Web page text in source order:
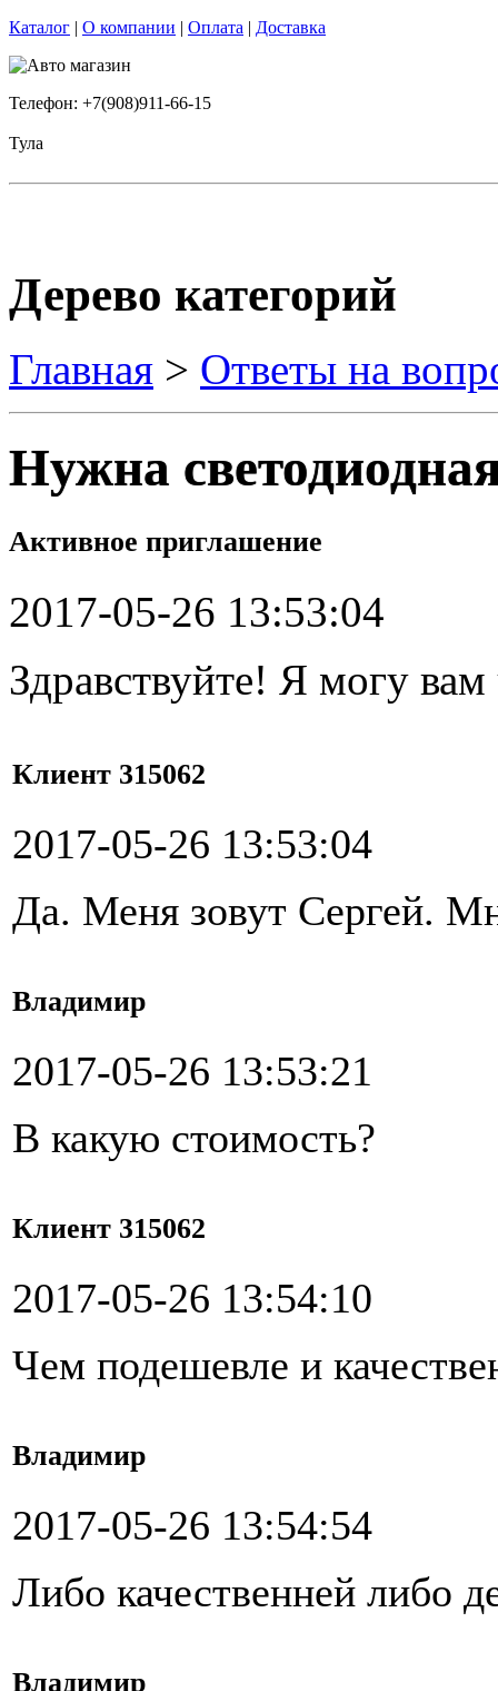
Каталог | О компании | Оплата | Доставка
Телефон: +7(908)911-66-15
Тула
Дерево категорий
Главная > Ответы на
Нужна
Активное приглашение
2017-05-26 13:53:04
Здравствуйте! Я могу
Клиент 315062
2017-05-26 13:53:04
Да. Меня зовут Сергей.
Владимир
2017-05-26 13:53:21
В какую стоимость?
Клиент 315062
2017-05-26 13:54:10
Чем подешевле и
Владимир
2017-05-26 13:54:54
Либо качественней либо
Владимир